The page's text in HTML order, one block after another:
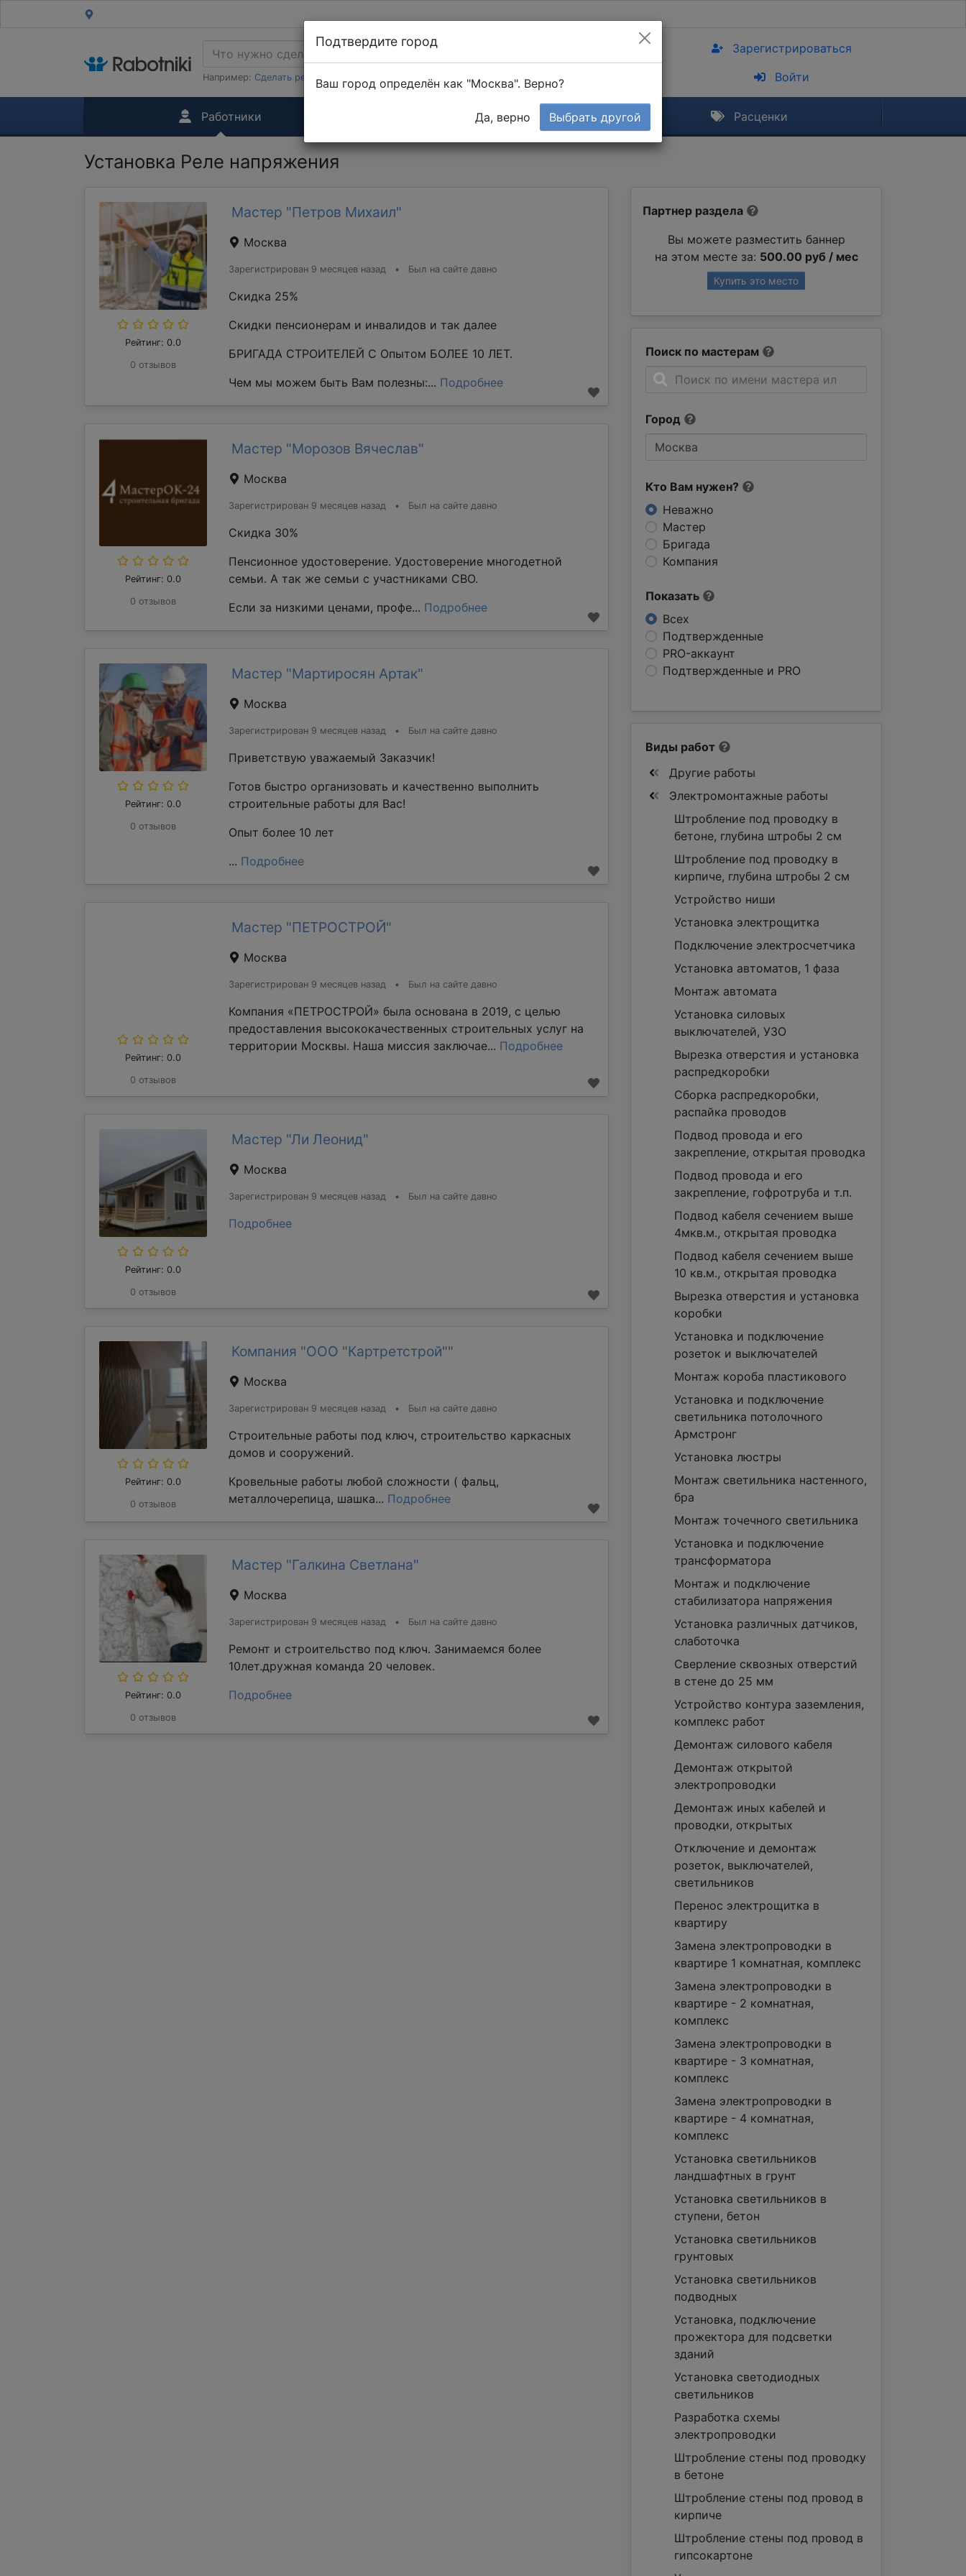
Например: Сделать ремонт в 1-к квартире
Зарегистрироваться
Войти
Работники Тендеры Расценки
Установка Реле напряжения
Партнер раздела
Вы можете разместить баннер
на этом месте за: 500.00 руб / мес
Купить это место
Поиск по мастерам
Город
Кто Вам нужен?
Неважно
Мастер
Бригада
Компания
Показать
Всех
Подтвержденные
PRO-аккаунт
Подтвержденные и PRO
Рейтинг: 0.0
0 отзывов
Мастер "Петров Михаил"
Москва
Зарегистрирован 9 месяцев назад • Был на сайте давно
Скидка 25%
Скидки пенсионерам и инвалидов и так далее
БРИГАДА СТРОИТЕЛЕЙ С Опытом БОЛЕЕ 10 ЛЕТ.
Чем мы можем быть Вам полезны:... Подробнее
Рейтинг: 0.0
0 отзывов
Мастер "Морозов Вячеслав"
Москва
Зарегистрирован 9 месяцев назад • Был на сайте давно
Скидка 30%
Пенсионное удостоверение. Удостоверение многодетной
семьи. А так же семьи с участниками СВО.
Если за низкими ценами, профе... Подробнее
Рейтинг: 0.0
0 отзывов
Мастер "Мартиросян Артак"
Москва
Зарегистрирован 9 месяцев назад • Был на сайте давно
Приветствую уважаемый Заказчик!
Готов быстро организовать и качественно выполнить
строительные работы для Вас!
Опыт более 10 лет
... Подробнее
Рейтинг: 0.0
0 отзывов
Мастер "ПЕТРОСТРОЙ"
Москва
Зарегистрирован 9 месяцев назад • Был на сайте давно
Компания «ПЕТРОСТРОЙ» была основана в 2019, с целью
предоставления высококачественных строительных услуг на
территории Москвы. Наша миссия заключае... Подробнее
Рейтинг: 0.0
0 отзывов
Мастер "Ли Леонид"
Москва
Зарегистрирован 9 месяцев назад • Был на сайте давно
Подробнее
Рейтинг: 0.0
0 отзывов
Компания "ООО "Картретстрой""
Москва
Зарегистрирован 9 месяцев назад • Был на сайте давно
Строительные работы под ключ, строительство каркасных
домов и сооружений.
Кровельные работы любой сложности ( фальц,
металлочерепица, шашка... Подробнее
Рейтинг: 0.0
0 отзывов
Мастер "Галкина Светлана"
Москва
Зарегистрирован 9 месяцев назад • Был на сайте давно
Ремонт и строительство под ключ. Занимаемся более
10лет.дружная команда 20 человек.
Подробнее
Виды работ
Другие работы
Электромонтажные работы
Штробление под проводку в
бетоне, глубина штробы 2 см
Штробление под проводку в
кирпиче, глубина штробы 2 см
Устройство ниши
Установка электрощитка
Подключение электросчетчика
Установка автоматов, 1 фаза
Монтаж автомата
Установка силовых
выключателей, УЗО
Вырезка отверстия и установка
распредкоробки
Сборка распредкоробки,
распайка проводов
Подвод провода и его
закрепление, открытая проводка
Подвод провода и его
закрепление, гофротруба и т.п.
Подвод кабеля сечением выше
4мкв.м., открытая проводка
Подвод кабеля сечением выше
10 кв.м., открытая проводка
Вырезка отверстия и установка
коробки
Установка и подключение
розеток и выключателей
Монтаж короба пластикового
Установка и подключение
светильника потолочного
Армстронг
Установка люстры
Монтаж светильника настенного,
бра
Монтаж точечного светильника
Установка и подключение
трансформатора
Монтаж и подключение
стабилизатора напряжения
Установка различных датчиков,
слаботочка
Сверление сквозных отверстий
в стене до 25 мм
Устройство контура заземления,
комплекс работ
Демонтаж силового кабеля
Демонтаж открытой
электропроводки
Демонтаж иных кабелей и
проводки, открытых
Отключение и демонтаж
розеток, выключателей,
светильников
Перенос электрощитка в
квартиру
Замена электропроводки в
квартире 1 комнатная, комплекс
Замена электропроводки в
квартире - 2 комнатная,
комплекс
Замена электропроводки в
квартире - 3 комнатная,
комплекс
Замена электропроводки в
квартире - 4 комнатная,
комплекс
Установка светильников
ландшафтных в грунт
Установка светильников в
ступени, бетон
Установка светильников
грунтовых
Установка светильников
подводных
Установка, подключение
прожектора для подсветки
зданий
Установка светодиодных
светильников
Разработка схемы
электропроводки
Штробление стены под проводку
в бетоне
Штробление стены под провод в
кирпиче
Штробление стены под провод в
гипсокартоне
Подтвердите город
Ваш город определён как "Москва". Верно?
Да, верно Выбрать другой